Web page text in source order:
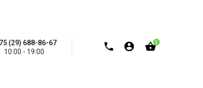
(29) 688-86-67
10:00 - 19:00
0